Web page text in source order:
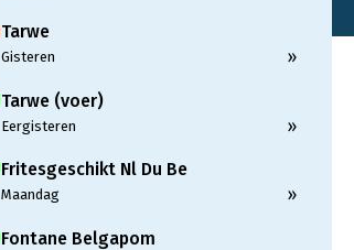
Tarwe
Gisteren »
Tarwe (voer)
Eergisteren »
Fritesgeschikt Nl Du Be
Maandag »
Fontane Belgapom